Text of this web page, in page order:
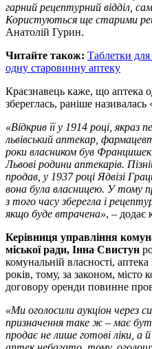
гарний рецептурний відділ,
Користуються ще старими
Анатолій Гурин.
Читайте також: Таблетки для
одну старовинну аптеку
Краєзнавець каже, що аптека
збереглась, раніше
«Відкрив її у 1914 році,
львівський аптекар,
роки власником був
Львові родини аптекарів.
продав, у 1937 році Ядвізі
вона була власницею. У тому
з того часу зберегла і
якщо буде втрачена», – додає
Керівниця управління
міської ради, Інна Свистун
комунальній власності,
років, тому, за законом,
договору оренди повинне
«Ми оголосили аукціон через
призначення таке ж – має
продає не лише готові ліки, а